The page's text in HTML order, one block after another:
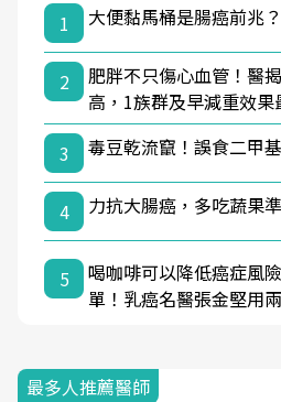
1 大便黏馬桶是腸癌前兆
2
肥胖不只傷心血管！醫
高，1族群及早減重效果
3
毒豆乾流竄！誤食二甲
4 力抗大腸癌，多吃蔬果
5
喝咖啡可以降低癌症風
單！乳癌名醫張金堅用
最多人推薦醫師